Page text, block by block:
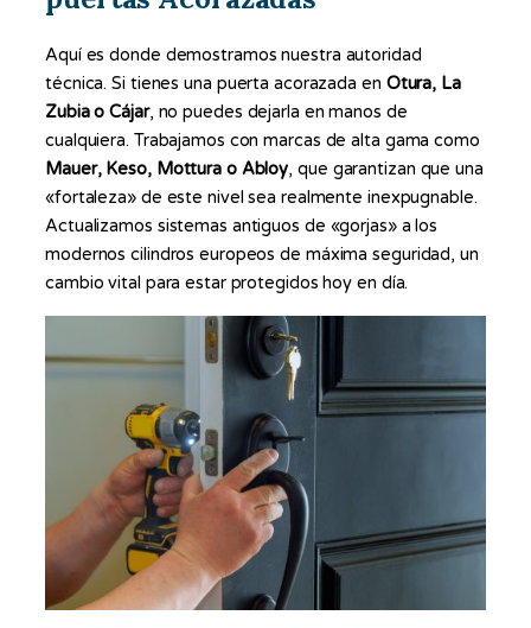
Aquí es donde demostramos nuestra autoridad
técnica. Si tienes una puerta acorazada en Otura, La
Zubia o Cájar, no puedes dejarla en manos de
cualquiera. Trabajamos con marcas de alta gama como
Mauer, Keso, Mottura o Abloy, que garantizan que una
«fortaleza» de este nivel sea realmente inexpugnable.
Actualizamos sistemas antiguos de «gorjas» a los
modernos cilindros europeos de máxima seguridad, un
cambio vital para estar protegidos hoy en día.